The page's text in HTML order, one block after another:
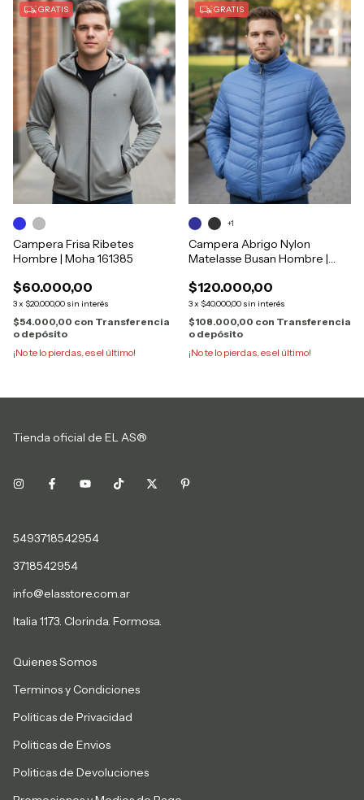
GRATIS
Campera Frisa Ribetes
Hombre | Moha 161385
$60.000,00
3x $20.000,00 sin interés
$54.000,00 con Transferencia
o depósito
¡No te lo pierdas, es el último!
GRATIS
Campera Abrigo Nylon
Matelasse Busan Hombre |
$120.000,00
3x $40.000,00 sin interés
$108.000,00 con Transferencia
o depósito
¡No te lo pierdas, es el último!
+1
Tienda oficial de EL AS®
5493718542954
3718542954
info@elasstore.com.ar
Italia 1173. Clorinda. Formosa.
Quienes Somos
Terminos y Condiciones
Politicas de Privacidad
Politicas de Envios
Politicas de Devoluciones